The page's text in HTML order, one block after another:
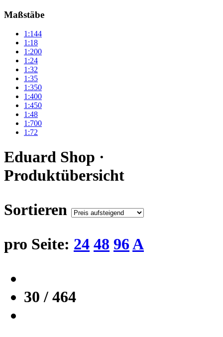
Maßstäbe
1:144
1:18
1:200
1:24
1:32
1:35
1:350
1:400
1:450
1:48
1:700
1:72
Eduard Shop ·
Produktübersicht
Sortieren
pro Seite: 24 48 96A
30 / 464